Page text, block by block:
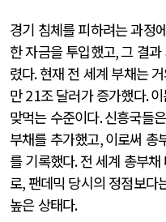
경기 침체를 피하려는 과정
한 자금을 투입했고,그 결과
렸다.현재 전 세계 부채는
만21조 달러가 증가했다.
맞먹는 수준이다.신흥국들은
부채를 추가했고,이로써 총
를 기록했다.전 세계 총부채
로, 팬데믹 당시의 정점보다
높은 상태다.